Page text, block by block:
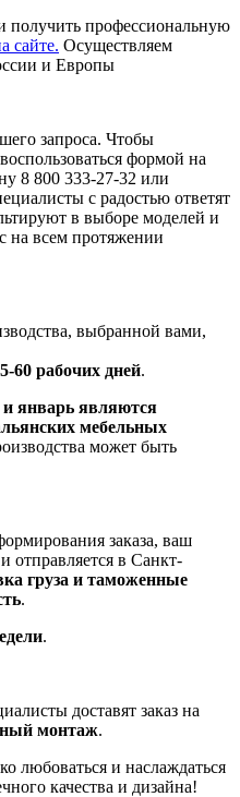
получить профессиональную
сайте. Осуществляем
и Европы
запроса. Чтобы
формой на
8 800 333-27-32 или
с радостью ответят
в выборе моделей и
на всем протяжении
выбранной вами,
60 рабочих дней.
и январь являются
мебельных
может быть
заказа, ваш
отправляется в Санкт-
груза и таможенные
.
.
доставят заказ на
монтаж.
любоваться и наслаждаться
качества и дизайна!